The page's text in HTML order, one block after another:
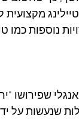
נוספות כמו
אנגלי
שנעשות על